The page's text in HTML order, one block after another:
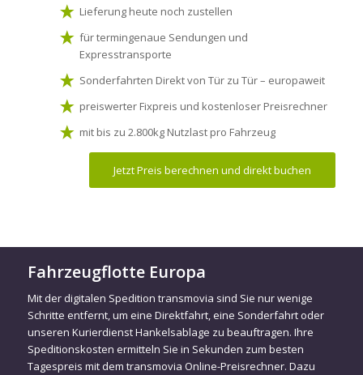
Lieferung heute noch zustellen
für termingenaue Sendungen und
Expresstransporte
Sonderfahrten Direkt von Tür zu Tür – europaweit
preiswerter Fixpreis und kostenloser Preisrechner
mit bis zu 2.800kg Nutzlast pro Fahrzeug
Jetzt Preis berechnen und direkt buchen
Fahrzeugflotte Europa
Mit der digitalen Spedition transmovia sind Sie nur wenige
Schritte entfernt, um eine Direktfahrt, eine Sonderfahrt oder
unseren Kurierdienst Hankelsablage zu beauftragen. Ihre
Speditionskosten ermitteln Sie in Sekunden zum besten
Tagespreis mit dem transmovia Online-Preisrechner. Dazu